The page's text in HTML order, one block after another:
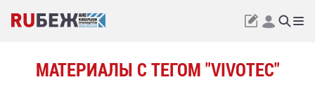
МАТЕРИАЛЫ С ТЕГОМ "VIVOTEC"